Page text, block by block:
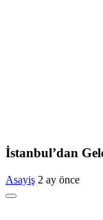
İstanbul’dan
Asayiş 2 ay önce